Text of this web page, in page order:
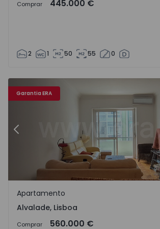
Comprar 445.000 €
2 1 50 55 0
Garantia ERA
Apartamento T2 Lisboa, Alvalade -
Anterior
Alvalade, Lisboa
Apartamento
Alvalade, Lisboa
Comprar 560.000 €